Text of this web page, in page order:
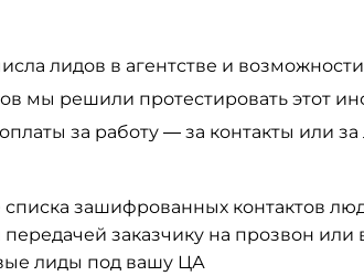
лидов в агентстве и
мы решили протестировать этот
за работу — за контакты или
зашифрованных контактов
заказчику на прозвон или
лиды под вашу ЦА